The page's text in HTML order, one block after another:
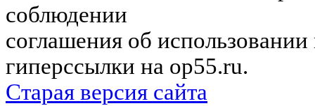
соблюдении
соглашения об
гиперссылки на op55.ru.
Старая версия сайта